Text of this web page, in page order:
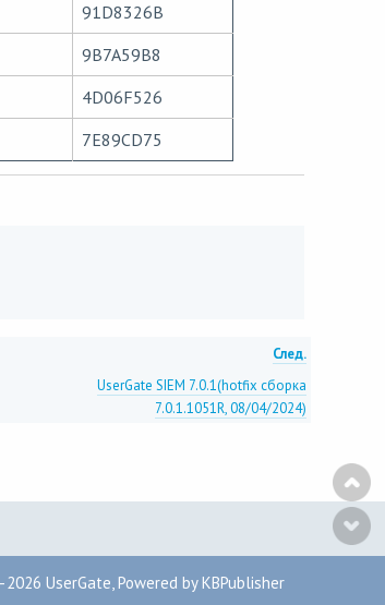
91D8326B
9B7A59B8
4D06F526
7E89CD75
След.
UserGate SIEM 7.0.1(hotfix сборка
7.0.1.1051R, 08/04/2024)
UserGate,Powered by KBPublisher